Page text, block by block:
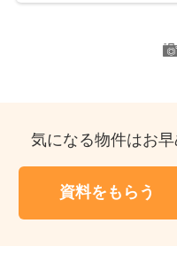
気になる物件はお
資料をもらう